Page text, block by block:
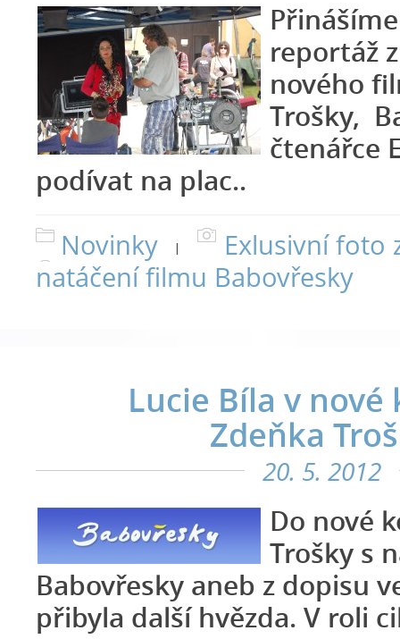
reportáž
nového
Trošky,
čtenářce
podívat na plac..
Novinky |
Exlusivní foto
natáčení filmu Babovřesky
Lucie Bíla v nové
Zdeňka
20. 5. 2012
Do nové
Trošky s
Babovřesky aneb z dopisu
přibyla další hvězda. V roli